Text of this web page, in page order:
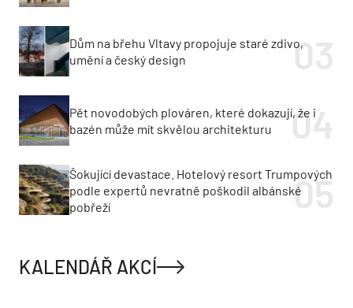
Dům na břehu Vltavy propojuje staré zdivo,
umění a český design
Pět novodobých plováren, které dokazují, že i
bazén může mít skvělou architekturu
Šokující devastace. Hotelový resort Trumpových
podle expertů nevratně poškodil albánské
pobřeží
KALENDÁŘ AKCÍ